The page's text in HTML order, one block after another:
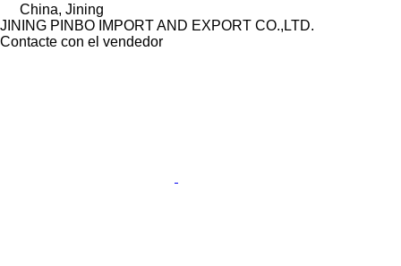
China, Jining
JINING PINBO IMPORT AND EXPORT CO.,LTD.
Contacte con el vendedor